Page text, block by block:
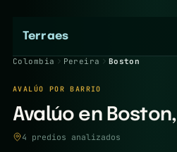
Terraes
Colombia Pereira Boston
AVALÚO POR BARRIO
Avalúo en
4 predios analizados